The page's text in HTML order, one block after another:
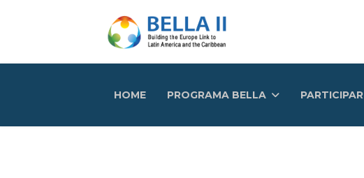
HOME PROGRAMA BELLA PARTICIPAR